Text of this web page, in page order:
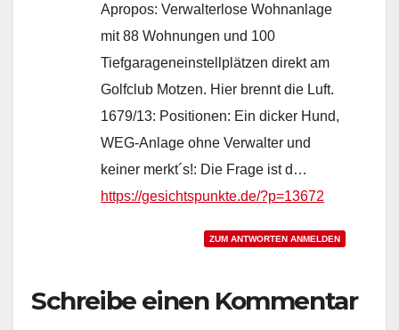
Apropos: Verwalterlose Wohnanlage
mit 88 Wohnungen und 100
Tiefgarageneinstellplätzen direkt am
Golfclub Motzen. Hier brennt die Luft.
1679/13: Positionen: Ein dicker Hund,
WEG-Anlage ohne Verwalter und
keiner merkt´s!: Die Frage ist d…
https://gesichtspunkte.de/?p=13672
ZUM ANTWORTEN ANMELDEN
Schreibe einen Kommentar